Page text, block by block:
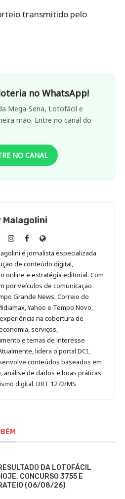
transmitido pelo
no WhatsApp!
Mega-Sena, Lotofácil e
mão. Entre no canal do
NO CANAL
Malagolini
Anny
Malagolini
no
Instagram
Anny
Malagolini
no
Facebook
Site
de
Anny
Malagolini
é jornalista especializada
de conteúdo digital,
online e estratégia editorial. Com
por veículos de comunicação
Grande News, Correio do
Yahoo e Tempo Novo,
na cobertura de
serviços,
e temas de interesse
lidera o portal DCI,
conteúdos baseados em
análise de dados e boas práticas
digital. DRT 1272/MS
DA LOTOFÁCIL
CONCURSO 3755 E
(06/08/26)